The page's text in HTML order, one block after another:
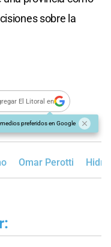
sobre la
El Litoral en
preferidos en Google
Omar Perotti